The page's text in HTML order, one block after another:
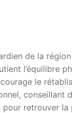
de la région
l’équilibre
le
conseillant
pour retrouver la